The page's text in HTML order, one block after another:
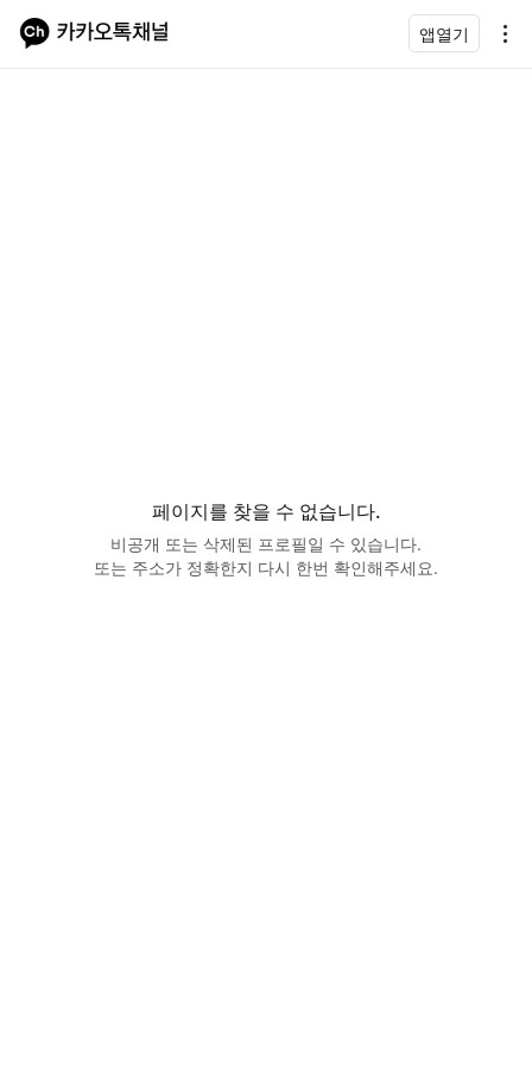
앱열기
페이지를 찾을 수 없습니다.
비공개 또는 삭제된 프로필일 수 있습니다.
또는 주소가 정확한지 다시 한번 확인해주세요.